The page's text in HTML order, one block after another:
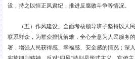
设，持之以恒正风肃纪，推进反腐败斗争等情况。
（五）作风建设。全面考核领导班子坚持以人
联系群众，为群众排忧解难，全心全意为人民服务
署，增强人民获得感、幸福感、安全感的情况；深